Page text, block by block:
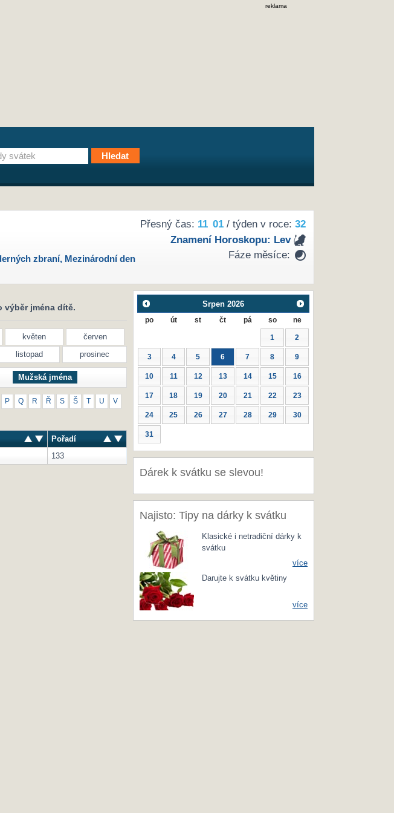
reklama
Přesný čas: 11 01/ týden v roce: 32
Znamení Horoskopu: Lev
Fáze měsíce:
zbraní, Mezinárodní den
výběr jména dítě.
květen
červen
listopad prosinec
Mužská jména
P Q R Ř S Š T U V
Pořadí
133
Srpen 2026
po út st čt pá so ne
1 2
3 4 5 6 7 8 9
10 11 12 13 14 15 16
17 18 19 20 21 22 23
24 25 26 27 28 29 30
31
Dárek k svátku se slevou!
Najisto: Tipy na dárky k svátku
Klasické i netradiční dárky k
svátku
více
Darujte k svátku květiny
více